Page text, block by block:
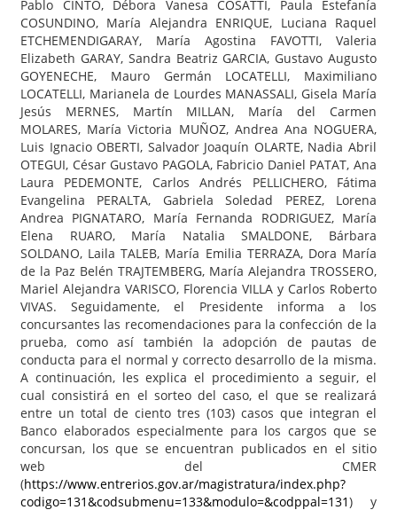
Pablo CINTO, Débora Vanesa COSATTI, Paula Estefanía
COSUNDINO, María Alejandra ENRIQUE, Luciana Raquel
ETCHEMENDIGARAY, María Agostina FAVOTTI, Valeria
Elizabeth GARAY, Sandra Beatriz GARCIA, Gustavo Augusto
GOYENECHE, Mauro Germán LOCATELLI, Maximiliano
LOCATELLI, Marianela de Lourdes MANASSALI, Gisela María
Jesús MERNES, Martín MILLAN, María del Carmen
MOLARES, María Victoria MUÑOZ, Andrea Ana NOGUERA,
Luis Ignacio OBERTI, Salvador Joaquín OLARTE, Nadia Abril
OTEGUI, César Gustavo PAGOLA, Fabricio Daniel PATAT, Ana
Laura PEDEMONTE, Carlos Andrés PELLICHERO, Fátima
Evangelina PERALTA, Gabriela Soledad PEREZ, Lorena
Andrea PIGNATARO, María Fernanda RODRIGUEZ, María
Elena RUARO, María Natalia SMALDONE, Bárbara
SOLDANO, Laila TALEB, María Emilia TERRAZA, Dora María
de la Paz Belén TRAJTEMBERG, María Alejandra TROSSERO,
Mariel Alejandra VARISCO, Florencia VILLA y Carlos Roberto
VIVAS. Seguidamente, el Presidente informa a los
concursantes las recomendaciones para la confección de la
prueba, como así también la adopción de pautas de
conducta para el normal y correcto desarrollo de la misma.
A continuación, les explica el procedimiento a seguir, el
cual consistirá en el sorteo del caso, el que se realizará
entre un total de ciento tres (103) casos que integran el
Banco elaborados especialmente para los cargos que se
concursan, los que se encuentran publicados en el sitio
web del CMER
(https://www.entrerios.gov.ar/magistratura/index.php?
codigo=131&codsubmenu=133&modulo=&codppal=131) y